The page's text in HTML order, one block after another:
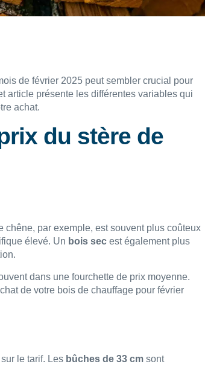
de février 2025 peut sembler crucial pour
article présente les différentes variables qui
achat.
du stère de
chêne, par exemple, est souvent plus coûteux
élevé. Un bois sec est également plus
dans une fourchette de prix moyenne.
de votre bois de chauffage pour février
le tarif. Les bûches de 33 cm sont